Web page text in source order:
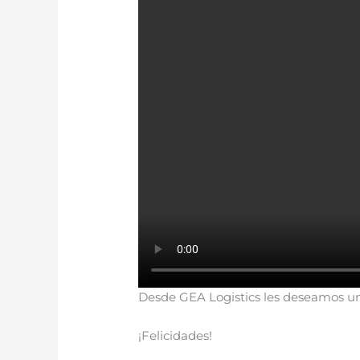
Desde GEA Logistics les deseamos
¡Felicidades!